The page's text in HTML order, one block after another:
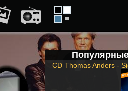
CD Thomas Anders -